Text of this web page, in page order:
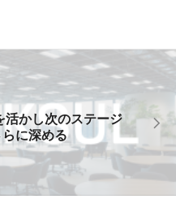
活かし次のステージ
に深める